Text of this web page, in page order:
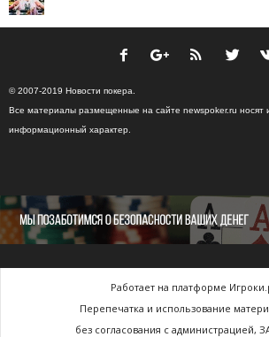
© 2007-2019 Новости покера.
Все материалы размещенные на сайте newspoker.ru носят
информационный характер.
Работает на платформе
Перепечатка и использование
без согласования с администрацией,